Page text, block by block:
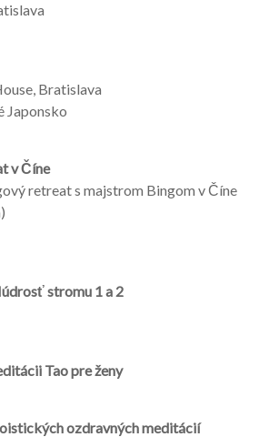
Bratislava
Japonsko
v Číne
retreat s majstrom Bingom v Číne
stromu 1 a 2
ditácii Tao pre ženy
ozdravných meditácií